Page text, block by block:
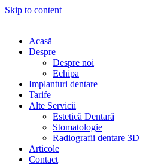
Skip to content
Acasă
Despre
Despre noi
Echipa
Implanturi dentare
Tarife
Alte Servicii
Estetică Dentară
Stomatologie
Radiografii dentare 3D
Articole
Contact